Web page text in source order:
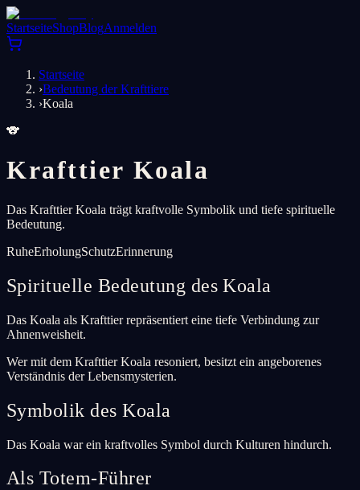
StartseiteShopBlogAnmelden
Startseite
›Bedeutung der Krafttiere
›Koala
🐨
Krafttier Koala
Das Krafttier Koala trägt kraftvolle Symbolik und tiefe spirituelle
Bedeutung.
RuheErholungSchutzErinnerung
Spirituelle Bedeutung des Koala
Das Koala als Krafttier repräsentiert eine tiefe Verbindung zur
Ahnenweisheit.
Wer mit dem Krafttier Koala resoniert, besitzt ein angeborenes
Verständnis der Lebensmysterien.
Symbolik des Koala
Das Koala war ein kraftvolles Symbol durch Kulturen hindurch.
Als Totem-Führer